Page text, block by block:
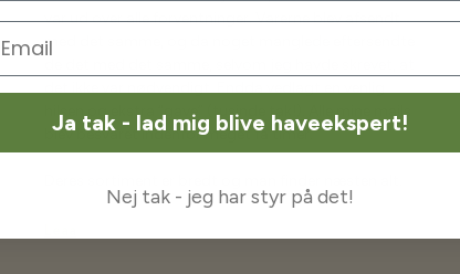
var ud over alle forventninger. Varerne blev afsendt
med det samme, og da noget manglede eftersendte
hilsen og ekstra “gave” (tusinde tak!). Alle mine mails
blev besvaret indenfor meget få timer.
Ja tak - lad mig blive haveekspert!
Nej tak - jeg har styr på det!